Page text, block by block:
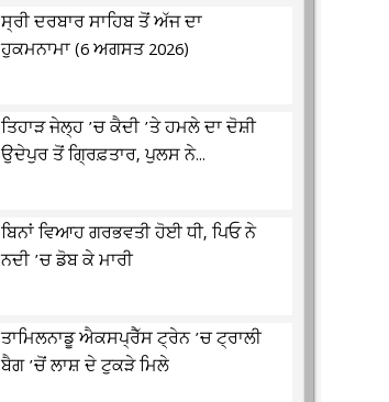
ਸ੍ਰੀ ਦਰਬਾਰ ਸਾਹਿਬ ਤੋਂ ਅੱਜ ਦਾ
ਹੁਕਮਨਾਮਾ (6 ਅਗਸਤ 2026)
ਤਿਹਾੜ ਜੇਲ੍ਹ ’ਚ ਕੈਦੀ ’ਤੇ ਹਮਲੇ ਦਾ ਦੋਸ਼ੀ
ਉਦੇਪੁਰ ਤੋਂ ਗ੍ਰਿਫ਼ਤਾਰ, ਪੁਲਸ ਨੇ...
ਬਿਨਾਂ ਵਿਆਹ ਗਰਭਵਤੀ ਹੋਈ ਧੀ, ਪਿਓ ਨੇ
ਨਦੀ ’ਚ ਡੋਬ ਕੇ ਮਾਰੀ
ਤਾਮਿਲਨਾਡੂ ਐਕਸਪ੍ਰੈੱਸ ਟ੍ਰੇਨ ’ਚ ਟ੍ਰਾਲੀ
ਬੈਗ ’ਚੋਂ ਲਾਸ਼ ਦੇ ਟੁਕੜੇ ਮਿਲੇ